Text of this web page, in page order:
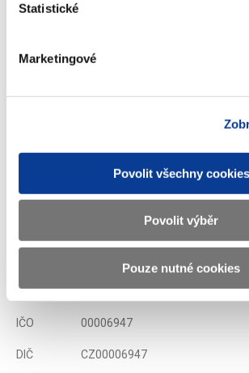
Statistické
Marketingové
Povolit všechny cookies
Povolit výběr
Pouze nutné cookies
Stáhnout vše
Ministerstvo financí ČR
Letenská 15, 118 10 Praha
E-mail podatelna@mf.gov.cz
IČO 00006947
DIČ CZ00006947